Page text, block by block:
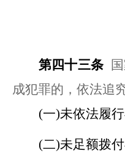
第四十三条
成犯罪的，依法追
(一)未依法履
(二)未足额拨